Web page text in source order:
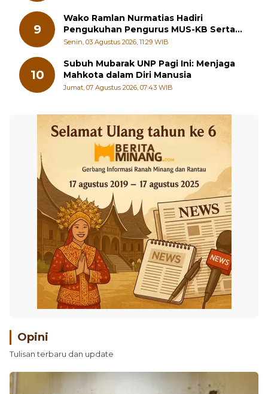
9
Wako Ramlan Nurmatias Hadiri
Pengukuhan Pengurus MUS-KB Serta
LMKB Periode 2026-2031,
Senin, 03 Agustus 2026, 11:29 WIB
10
Subuh Mubarak UNP Pagi Ini: Menjaga
Mahkota dalam Diri Manusia
Jumat, 07 Agustus 2026, 07:43 WIB
Opini
Tulisan terbaru dan update